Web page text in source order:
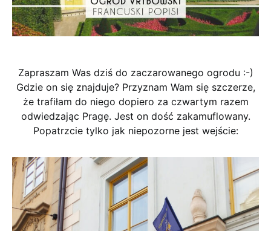
Zapraszam Was dziś do zaczarowanego ogrodu :-)
Gdzie on się znajduje? Przyznam Wam się szczerze,
że trafiłam do niego dopiero za czwartym razem
odwiedzając Pragę. Jest on dość zakamuflowany.
Popatrzcie tylko jak niepozorne jest wejście: